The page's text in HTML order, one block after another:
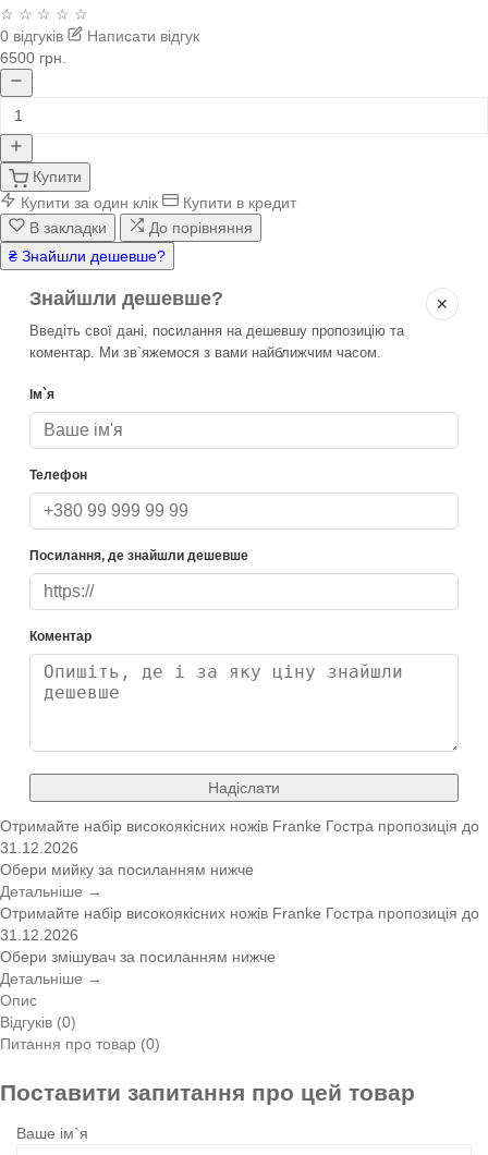
☆ ☆ ☆ ☆ ☆
0 відгуків
Написати відгук
6500 грн.
Купити
Купити за один клік
Купити в кредит
В закладки
До порівняння
₴ Знайшли дешевше?
✕
Знайшли дешевше?
Введіть свої дані, посилання на дешевшу пропозицію та
коментар. Ми зв`яжемося з вами найближчим часом.
Ім`я
Телефон
Посилання, де знайшли дешевше
Коментар
Надіслати
Отримайте набір високоякісних ножів Franke Гостра пропозиція до
31.12.2026
Обери мийку за посиланням нижче
Детальніше →
Отримайте набір високоякісних ножів Franke Гостра пропозиція до
31.12.2026
Обери змішувач за посиланням нижче
Детальніше →
Опис
Відгуків (0)
Питання про товар (0)
Поставити запитання про цей товар
Ваше ім`я